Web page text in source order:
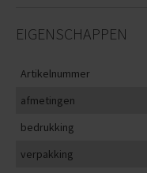
EIGENSCHAPPEN
Artikelnummer
afmetingen
bedrukking
verpakking